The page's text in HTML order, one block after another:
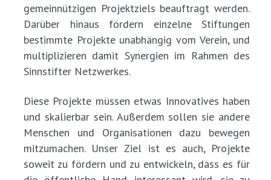
gemeinnützigen Projektziels beauftragt werden.
Darüber hinaus fördern einzelne Stiftungen
bestimmte Projekte unabhängig vom Verein, und
multiplizieren damit Synergien im Rahmen des
Sinnstifter Netzwerkes.
Diese Projekte müssen etwas Innovatives haben
und skalierbar sein. Außerdem sollen sie andere
Menschen und Organisationen dazu bewegen
mitzumachen. Unser Ziel ist es auch, Projekte
soweit zu fördern und zu entwickeln, dass es für